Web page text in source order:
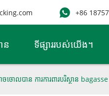
+86
ន ទីផ្សាររបស់យើង។
ាចចោលបាន ការការពារបរិស្ថាន